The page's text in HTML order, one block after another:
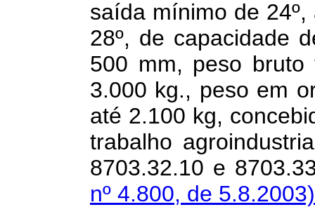
saída mínimo de
28º, de capacidade
500 mm, peso
3.000 kg., peso em
até 2.100 kg,
trabalho
8703.32.10 e
nº 4.800, de 5.8.2003)